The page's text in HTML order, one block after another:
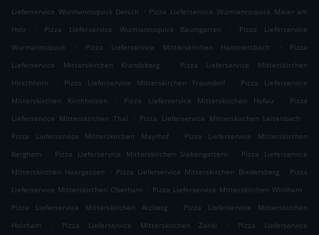
Lieferservice Wurmannsquick Dersch
. Pizza Lieferservice Wurmannsquick Maier am
Holz
. Pizza Lieferservice Wurmannsquick Baumgarten .
Pizza Lieferservice
Wurmannsquick
. Pizza Lieferservice Mitterskirchen Hammersbach .
Pizza
Lieferservice Mitterskirchen Krandsberg
.
Pizza Lieferservice Mitterskirchen
Hirschhorn
. Pizza Lieferservice Mitterskirchen Fraundorf .
Pizza Lieferservice
Mitterskirchen Kirchholzen
. Pizza Lieferservice Mitterskirchen Hofau .
Pizza
Lieferservice Mitterskirchen Thal
. Pizza Lieferservice Mitterskirchen Leitenbach
.
Pizza Lieferservice Mitterskirchen Mayrhof
.
Pizza Lieferservice Mitterskirchen
Bergham
. Pizza Lieferservice Mitterskirchen Siebengattern .
Pizza Lieferservice
Mitterskirchen Haargassen
. Pizza Lieferservice Mitterskirchen Biedersberg . Pizza
Lieferservice Mitterskirchen Oberham . Pizza Lieferservice Mitterskirchen Winiham .
Pizza Lieferservice Mitterskirchen Atzberg
.
Pizza Lieferservice Mitterskirchen
Holzham
. Pizza Lieferservice Mitterskirchen Zankl .
Pizza Lieferservice